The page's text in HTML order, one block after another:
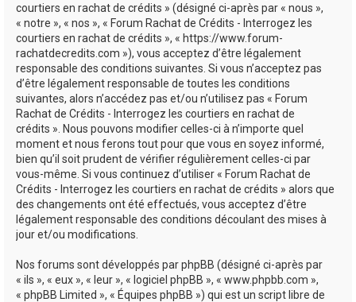
courtiers en rachat de crédits » (désigné ci-après par « nous »,
« notre », « nos », « Forum Rachat de Crédits - Interrogez les
courtiers en rachat de crédits », « https://www.forum-
rachatdecredits.com »), vous acceptez d’être légalement
responsable des conditions suivantes. Si vous n’acceptez pas
d’être légalement responsable de toutes les conditions
suivantes, alors n’accédez pas et/ou n’utilisez pas « Forum
Rachat de Crédits - Interrogez les courtiers en rachat de
crédits ». Nous pouvons modifier celles-ci à n’importe quel
moment et nous ferons tout pour que vous en soyez informé,
bien qu’il soit prudent de vérifier régulièrement celles-ci par
vous-même. Si vous continuez d’utiliser « Forum Rachat de
Crédits - Interrogez les courtiers en rachat de crédits » alors que
des changements ont été effectués, vous acceptez d’être
légalement responsable des conditions découlant des mises à
jour et/ou modifications.
Nos forums sont développés par phpBB (désigné ci-après par
« ils », « eux », « leur », « logiciel phpBB », « www.phpbb.com »,
« phpBB Limited », « Équipes phpBB ») qui est un script libre de